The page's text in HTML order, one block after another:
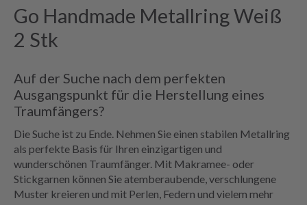
Go Handmade Metallring Weiß
2 Stk
Auf der Suche nach dem perfekten
Ausgangspunkt für die Herstellung eines
Traumfängers?
Die Suche ist zu Ende. Nehmen Sie einen stabilen Metallring
als perfekte Basis für Ihren einzigartigen und
wunderschönen Traumfänger. Mit Makramee- oder
Stickgarnen können Sie atemberaubende, verschlungene
Muster kreieren und mit Perlen, Federn und vielem mehr